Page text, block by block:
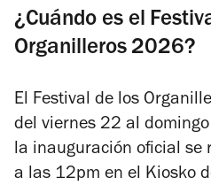
¿Cuándo es el
Organilleros 2026?
El Festival de los
del viernes 22 al
la inauguración oficial se
a las 12pm en el Kiosko